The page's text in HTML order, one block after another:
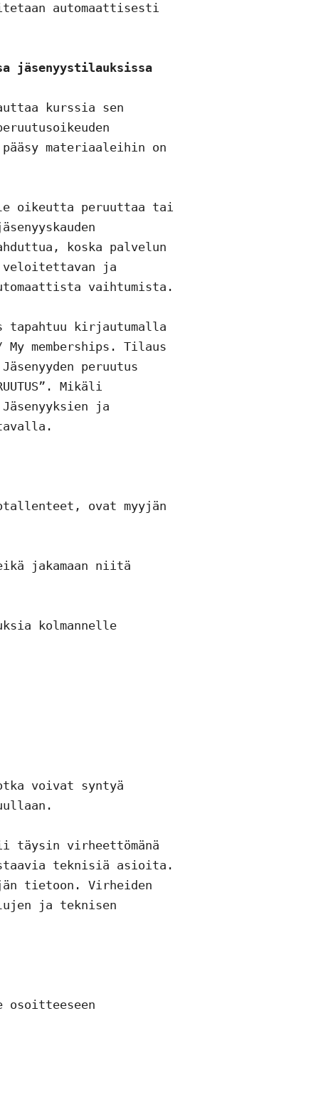
automaattisesti
jäsenyystilauksissa
kurssia sen
materiaaleihin on
oikeutta peruuttaa tai
koska palvelun
veloitettavan ja
vaihtumista.
tapahtuu kirjautumalla
memberships. Tilaus
peruutus
Mikäli
ja
ovat myyjän
jakamaan niitä
kolmannelle
voivat syntyä
virheettömänä
teknisiä asioita.
tietoon. Virheiden
ja teknisen